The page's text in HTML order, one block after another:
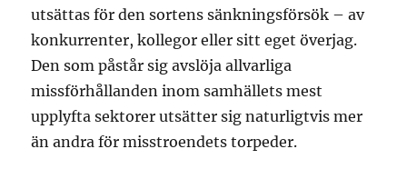
utsättas för den sortens sänkningsförsök – av
konkurrenter, kollegor eller sitt eget överjag.
Den som påstår sig avslöja allvarliga
missförhållanden inom samhällets mest
upplyfta sektorer utsätter sig naturligtvis mer
än andra för misstroendets torpeder.